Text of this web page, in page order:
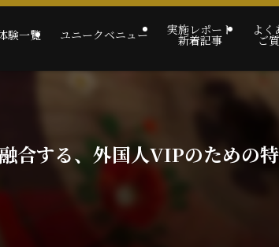
験一覧 ユニークベニュー 実施レポート
新着記事
よく
ご
合する、外国人VIPのための